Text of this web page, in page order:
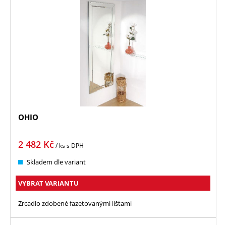
OHIO
2 482 Kč/ kss DPH
Skladem dle variant
VYBRAT VARIANTU
Zrcadlo zdobené fazetovanými lištami